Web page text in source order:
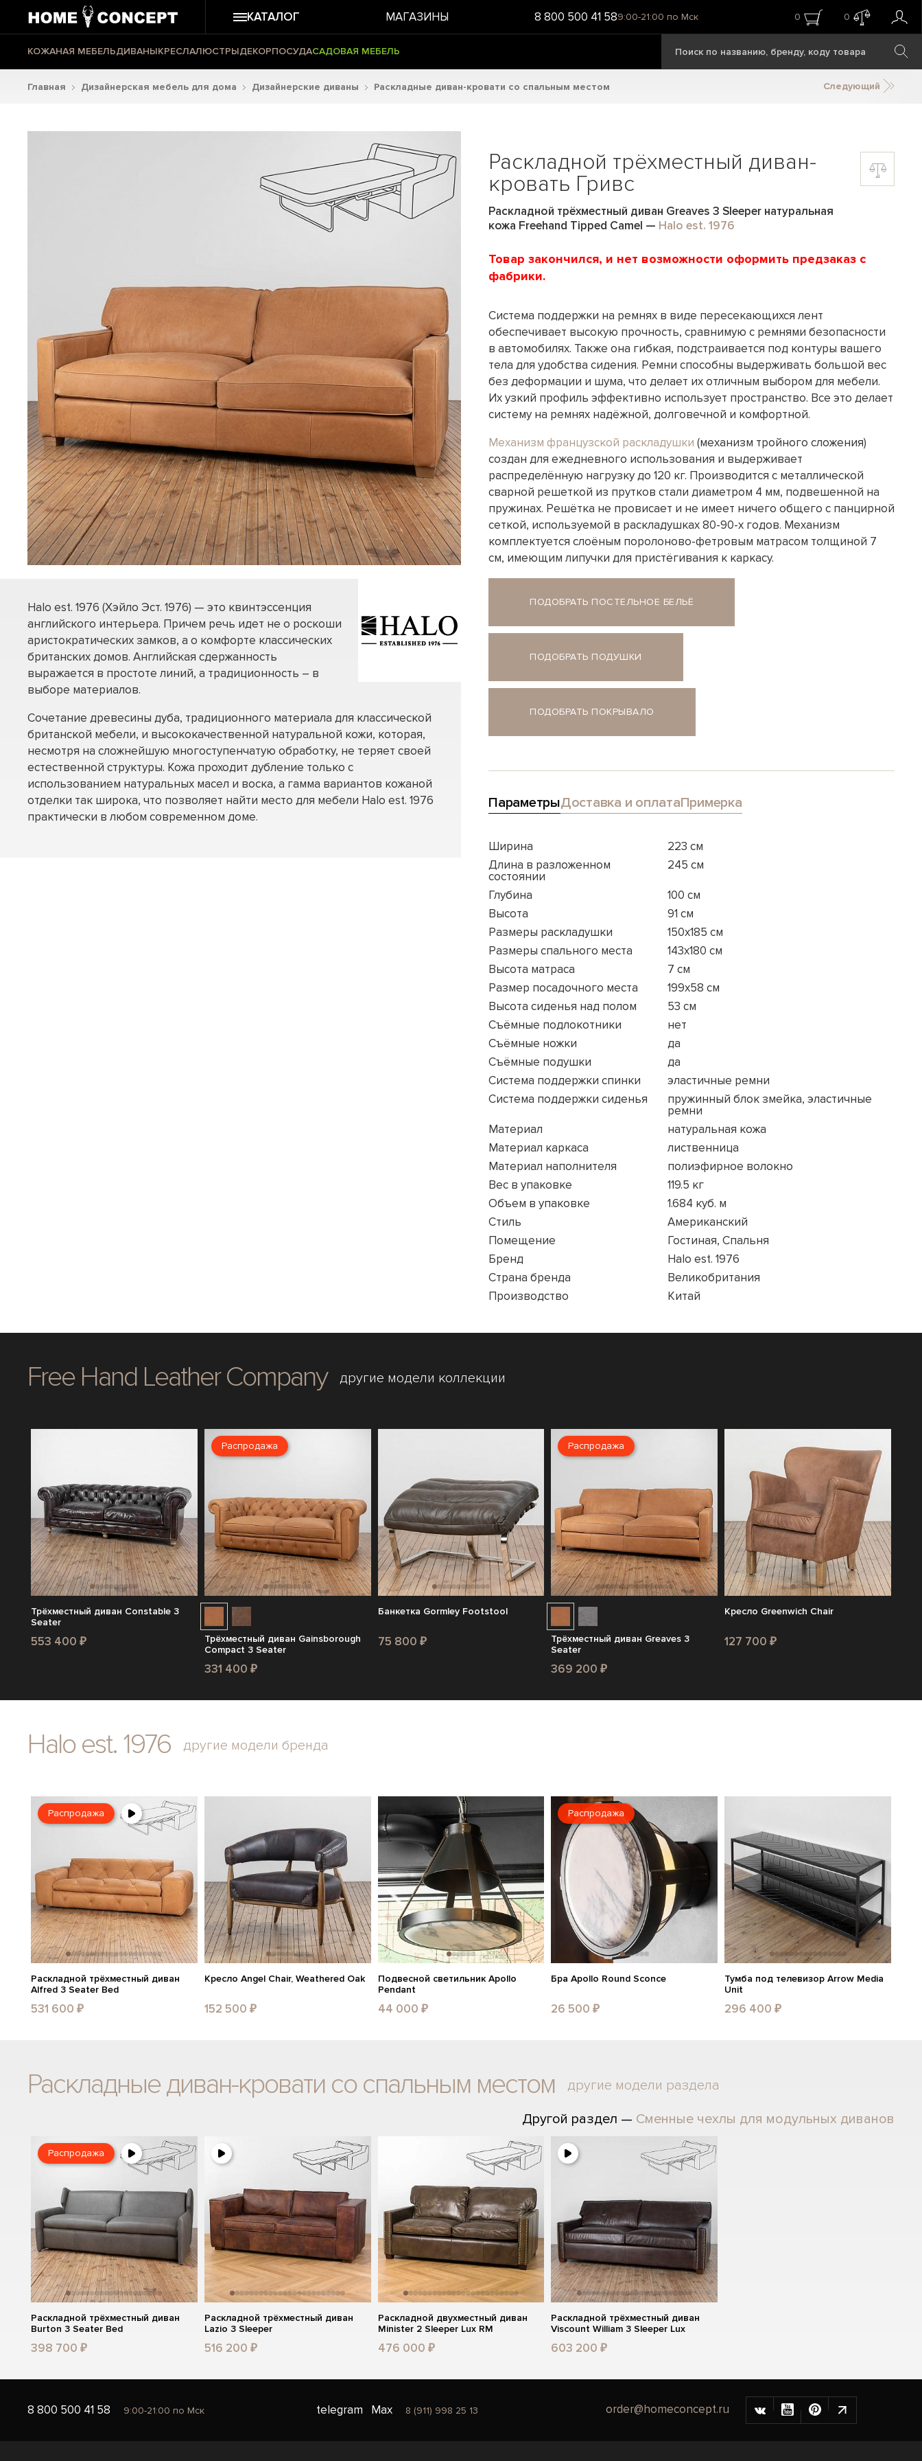
КАТАЛОГ МАГАЗИНЫ 8 800 500 41 589:00-21:00 по Мск 0 0
КОЖАНАЯ МЕБЕЛЬДИВАНЫКРЕСЛАЛЮСТРЫДЕКОРПОСУДАСАДОВАЯ МЕБЕЛЬ
Главная Дизайнерская мебель для дома Дизайнерские диваны Раскладные диван-кровати со спальным местом Следующий
Halo est. 1976 (Хэйло Эст. 1976) — это квинтэссенция
английского интерьера. Причем речь идет не о роскоши
аристократических замков, а о комфорте классических
британских домов. Английская сдержанность
выражается в простоте линий, а традиционность – в
выборе материалов.
Сочетание древесины дуба, традиционного материала для классической
британской мебели, и высококачественной натуральной кожи, которая,
несмотря на сложнейшую многоступенчатую обработку, не теряет своей
естественной структуры. Кожа проходит дубление только с
использованием натуральных масел и воска, а гамма вариантов кожаной
отделки так широка, что позволяет найти место для мебели Halo est. 1976
практически в любом современном доме.
Раскладной трёхместный диван-
кровать Гривс
Раскладной трёхместный диван Greaves 3 Sleeper натуральная
кожа Freehand Tipped Camel — Halo est. 1976
Товар закончился, и нет возможности оформить предзаказ с
фабрики.
Система поддержки на ремнях в виде пересекающихся лент
обеспечивает высокую прочность, сравнимую с ремнями безопасности
в автомобилях. Также она гибкая, подстраивается под контуры вашего
тела для удобства сидения. Ремни способны выдерживать большой вес
без деформации и шума, что делает их отличным выбором для мебели.
Их узкий профиль эффективно использует пространство. Все это делает
систему на ремнях надёжной, долговечной и комфортной.
Механизм французской раскладушки (механизм тройного сложения)
создан для ежедневного использования и выдерживает
распределённую нагрузку до 120 кг. Производится с металлической
сварной решеткой из прутков стали диаметром 4 мм, подвешенной на
пружинах. Решётка не провисает и не имеет ничего общего с панцирной
сеткой, используемой в раскладушках 80-90-х годов. Механизм
комплектуется слоёным поролоново-фетровым матрасом толщиной 7
см, имеющим липучки для пристёгивания к каркасу.
ПОДОБРАТЬ ПОСТЕЛЬНОЕ БЕЛЬЁ
ПОДОБРАТЬ ПОДУШКИ
ПОДОБРАТЬ ПОКРЫВАЛО
ПараметрыДоставка и оплатаПримерка
Ширина
223 см
Длина в разложенном
состоянии
245 см
Глубина
100 см
Высота
91 см
Размеры раскладушки
150x185 см
Размеры спального места
143x180 см
Высота матраса
7 см
Размер посадочного места
199x58 см
Высота сиденья над полом
53 см
Съёмные подлокотники
нет
Съёмные ножки
да
Съёмные подушки
да
Система поддержки спинки
эластичные ремни
Система поддержки сиденья
пружинный блок змейка, эластичные
ремни
Материал
натуральная кожа
Материал каркаса
лиственница
Материал наполнителя
полиэфирное волокно
Вес в упаковке
119.5 кг
Объем в упаковке
1.684 куб. м
Стиль
Американский
Помещение
Гостиная, Спальня
Бренд
Halo est. 1976
Страна бренда
Великобритания
Производство
Китай
Free Hand Leather Company другие модели коллекции
Трёхместный диван Constable 3
Seater
553 400 ₽
Распродажа
Трёхместный диван Gainsborough
Compact 3 Seater
331 400 ₽
Банкетка Gormley Footstool
75 800 ₽
Распродажа
Трёхместный диван Greaves 3
Seater
369 200 ₽
Кресло Greenwich Chair
127 700 ₽
Halo est. 1976 другие модели бренда
Распродажа
Раскладной трёхместный диван
Alfred 3 Seater Bed
531 600 ₽
Кресло Angel Chair, Weathered Oak
152 500 ₽
Подвесной светильник Apollo
Pendant
44 000 ₽
Распродажа
Бра Apollo Round Sconce
26 500 ₽
Тумба под телевизор Arrow Media
Unit
296 400 ₽
Раскладные диван-кровати со спальным местом другие модели раздела
Другой раздел — Сменные чехлы для модульных диванов
Распродажа
Раскладной трёхместный диван
Burton 3 Seater Bed
398 700 ₽
Раскладной трёхместный диван
Lazio 3 Sleeper
516 200 ₽
Раскладной двухместный диван
Minister 2 Sleeper Lux RM
476 000 ₽
Раскладной трёхместный диван
Viscount William 3 Sleeper Lux
603 200 ₽
8 800 500 41 58 9:00-21:00 по Мск telegram Max 8 (911) 998 25 13 order@homeconcept.ru